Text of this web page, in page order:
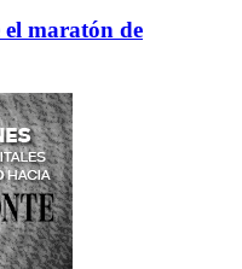
el maratón de